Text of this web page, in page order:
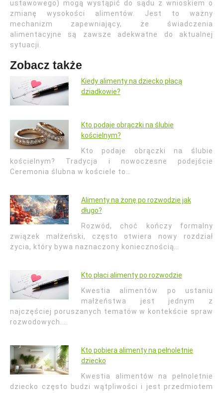
ustawowego) mogą wystąpić do sądu z wnioskiem o
zmianę wysokości alimentów. Jest to ważny
mechanizm zapewniający, że świadczenia
alimentacyjne są zawsze adekwatne do aktualnej
sytuacji.
Zobacz także
Kiedy alimenty na dziecko płacą
dziadkowie?
Kto podaje obrączki na ślubie
kościelnym?
Kto podaje obrączki na ślubie
kościelnym? Tradycja i nowoczesne podejście
Ceremonia ślubna w kościele to…
Alimenty na żonę po rozwodzie jak
długo?
Rozwód, choć kończy formalny
związek małżeński, często otwiera nowy rozdział
życia, który bywa naznaczony koniecznością…
Kto płaci alimenty po rozwodzie
Kwestia alimentów po ustaniu
małżeństwa jest jednym z
najczęściej poruszanych tematów w kontekście spraw
rozwodowych.…
Kto pobiera alimenty na pełnoletnie
dziecko
Kwestia alimentów na pełnoletnie
dziecko często budzi wątpliwości i jest przedmiotem